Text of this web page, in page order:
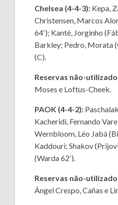
Chelsea (4-4-3): Kepa,
Christensen, Marcos
64′); Kanté, Jorginho
Barkley; Pedro, Morata
(C).
Reservas não-
Moses e Loftus-Cheek.
PAOK (4-4-2):
Kacheridi, Fernando
Wernbloom, Léo Jabá
Kaddouri; Shakov
(Warda 62′).
Reservas não-
Ángel Crespo, Cañas e